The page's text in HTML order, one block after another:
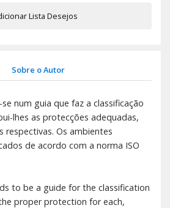
Lista Desejos
Sobre o Autor
num guia que faz a classificação
lhes as protecções adequadas,
respectivas. Os ambientes
de acordo com a norma ISO
to be a guide for the classification
proper protection for each,